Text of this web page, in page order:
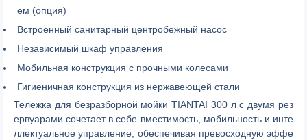
ем (опция)
Встроенный санитарный центробежный насос
Независимый шкаф управления
Мобильная конструкция с прочными колесами
Гигиеничная конструкция из нержавеющей стали
Тележка для безразборной мойки TIANTAI 300 л с двумя рез
ервуарами сочетает в себе вместимость, мобильность и инте
ллектуальное управление, обеспечивая превосходную эффе